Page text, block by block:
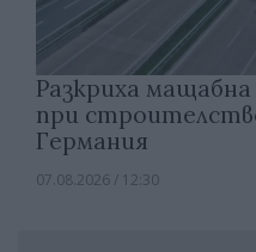
Разкриха
при
Германия
07.08.2026 / 12:30